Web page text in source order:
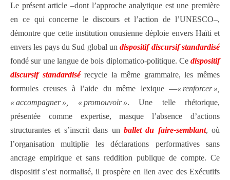
Le présent article –dont l’approche analytique est une première
en ce qui concerne le discours et l’action de l’UNESCO–,
démontre que cette institution onusienne déploie envers Haïti et
envers les pays du Sud global undispositif discursif standardisé
fondé sur une langue de bois diplomatico-politique. Ce dispositif
discursif standardisérecycle la même grammaire, les mêmes
formules creuses à l’aide du même lexique —« renforcer »,
« accompagner », « promouvoir ». Une telle rhétorique,
présentée comme expertise, masque l’absence d’actions
structurantes et s’inscrit dans un ballet du faire‑semblant, où
l’organisation multiplie les déclarations performatives sans
ancrage empirique et sans reddition publique de compte. Ce
dispositif s’est normalisé, il prospère en lien avec des Exécutifs